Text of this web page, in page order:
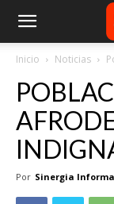
Inicio Noticias
Por Sinergia